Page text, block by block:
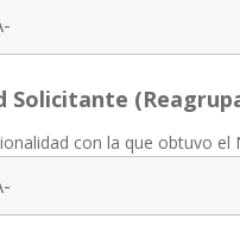
Solicitante
con la que obtuvo